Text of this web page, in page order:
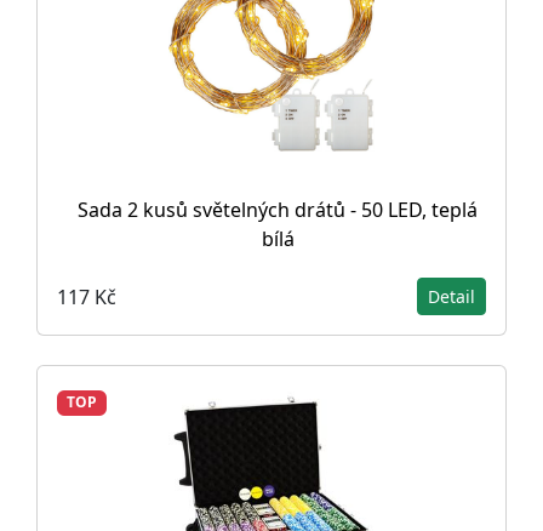
Sada 2 kusů světelných drátů - 50 LED, teplá
bílá
117 Kč Detail
TOP